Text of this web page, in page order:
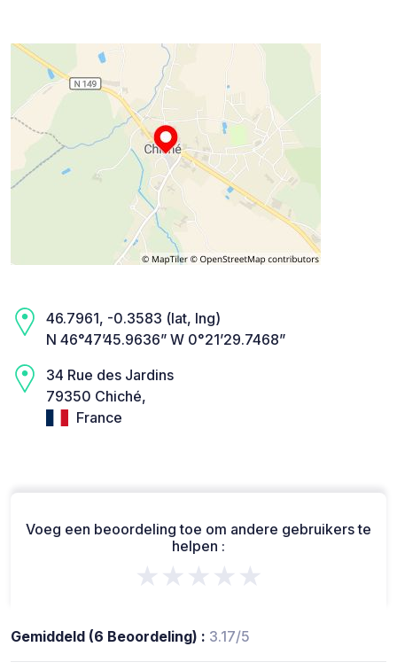
46.7961, -0.3583 (lat, lng)
N 46°47’45.9636” W 0°21’29.7468”
34 Rue des Jardins
79350 Chiché,
France
Voeg een beoordeling toe om andere gebruikers te
helpen :
★★★★★
Gemiddeld (6 Beoordeling) : 3.17/5